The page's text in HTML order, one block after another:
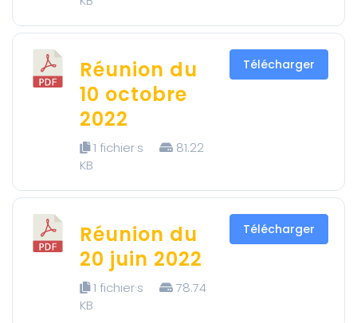
Réunion du
10 octobre
2022
1 fichier·s
81.22
KB
Télécharger
Réunion du
20 juin 2022
1 fichier·s
78.74
KB
Télécharger